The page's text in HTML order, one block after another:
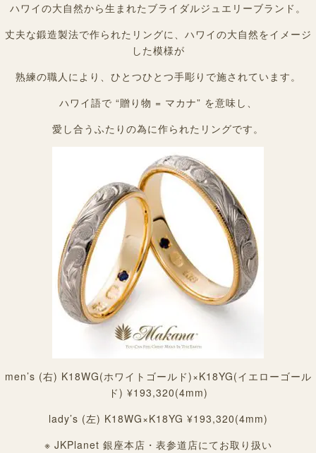
ハワイの大自然から生まれたブライダルジュエリーブランド。
丈夫な鍛造製法で作られたリングに、ハワイの大自然をイメージ
した模様が
熟練の職人により、ひとつひとつ手彫りで施されています。
ハワイ語で “贈り物 = マカナ” を意味し、
愛し合うふたりの為に作られたリングです。
men’s (右) K18WG(ホワイトゴールド)×K18YG(イエローゴール
ド) ¥193,320(4mm)
lady’s (左) K18WG×K18YG ¥193,320(4mm)
※ JKPlanet 銀座本店・表参道店にてお取り扱い